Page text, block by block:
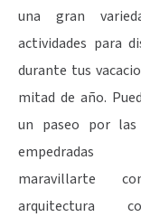
una gran
actividades para
durante tus
mitad de año.
un paseo por las
maravillarte
arquitectura